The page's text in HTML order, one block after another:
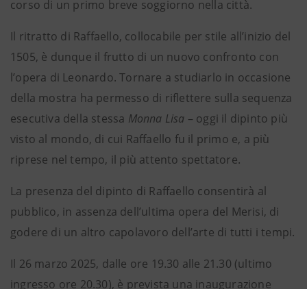
corso di un primo breve soggiorno nella città.
Il ritratto di Raffaello, collocabile per stile all’inizio del
1505, è dunque il frutto di un nuovo confronto con
l’opera di Leonardo. Tornare a studiarlo in occasione
della mostra ha permesso di riflettere sulla sequenza
esecutiva della stessa Monna Lisa – oggi il dipinto più
visto al mondo, di cui Raffaello fu il primo e, a più
riprese nel tempo, il più attento spettatore.
La presenza del dipinto di Raffaello consentirà al
pubblico, in assenza dell’ultima opera del Merisi, di
godere di un altro capolavoro dell’arte di tutti i tempi.
Il 26 marzo 2025, dalle ore 19.30 alle 21.30 (ultimo
ingresso ore 20.30), è prevista una inaugurazione